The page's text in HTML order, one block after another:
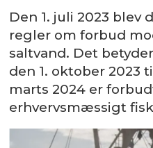
Den 1. juli 2023 blev
regler om forbud
saltvand. Det
den 1. oktober 2023
marts 2024 er
erhvervsmæssigt